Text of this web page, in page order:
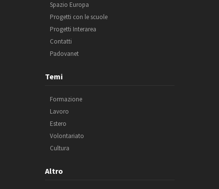
Spazio Europa
Progetti con le scuole
Progetti Interarea
Contatti
Padovanet
Temi
Formazione
Lavoro
Estero
Volontariato
Cultura
Altro